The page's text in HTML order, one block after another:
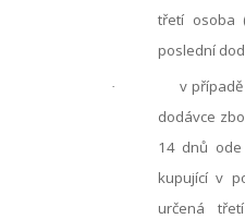
třetí osoba
poslední
·
v
dodávce
14 dnů
kupující v
určená